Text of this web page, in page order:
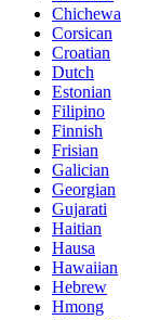
Chichewa
Corsican
Croatian
Dutch
Estonian
Filipino
Finnish
Frisian
Galician
Georgian
Gujarati
Haitian
Hausa
Hawaiian
Hebrew
Hmong